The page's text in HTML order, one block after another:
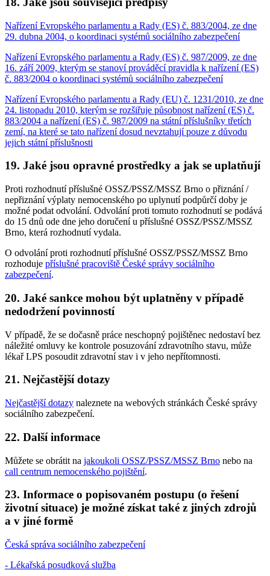
Nařízení Evropského parlamentu a Rady (ES) č. 883/2004, ze dne
29. dubna 2004, o koordinaci systémů sociálního zabezpečení
Nařízení Evropského parlamentu a Rady (ES) č. 987/2009, ze dne
16. září 2009, kterým se stanoví prováděcí pravidla k nařízení (ES)
č. 883/2004 o koordinaci systémů sociálního zabezpečení
Nařízení Evropského parlamentu a Rady (EU) č. 1231/2010, ze dne
24. listopadu 2010, kterým se rozšiřuje působnost nařízení (ES) č.
883/2004 a nařízení (ES) č. 987/2009 na státní příslušníky třetích
zemí, na které se tato nařízení dosud nevztahují pouze z důvodu
jejich státní příslušnosti
19. Jaké jsou opravné prostředky a jak se uplatňují
Proti rozhodnutí příslušné OSSZ/PSSZ/MSSZ Brno o přiznání /
nepřiznání výplaty nemocenského po uplynutí podpůrčí doby je
možné podat odvolání. Odvolání proti tomuto rozhodnutí se podává
do 15 dnů ode dne jeho doručení u příslušné OSSZ/PSSZ/MSSZ
Brno, která rozhodnutí vydala.
O odvolání proti rozhodnutí příslušné OSSZ/PSSZ/MSSZ Brno
rozhoduje příslušné pracoviště České správy sociálního
zabezpečení.
20. Jaké sankce mohou být uplatněny v případě
nedodržení povinností
V případě, že se dočasně práce neschopný pojištěnec nedostaví bez
náležité omluvy ke kontrole posuzování zdravotního stavu, může
lékař LPS posoudit zdravotní stav i v jeho nepřítomnosti.
21. Nejčastější dotazy
Nejčastější dotazy naleznete na webových stránkách České správy
sociálního zabezpečení.
22. Další informace
Můžete se obrátit na jakoukoli OSSZ/PSSZ/MSSZ Brno nebo na
call centrum nemocenského pojištění.
23. Informace o popisovaném postupu (o řešení
životní situace) je možné získat také z jiných zdrojů
a v jiné formě
Česká správa sociálního zabezpečení
- Lékařská posudková služba